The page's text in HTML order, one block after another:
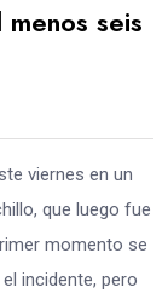
seis
viernes en un
que luego fue
momento se
incidente, pero